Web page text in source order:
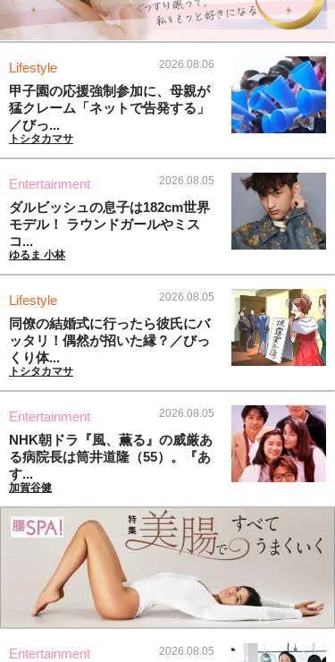
Lifestyle 2026.08.06
甲子園の応援強制参加に、母親が
猛クレーム「ネットで告発する」
／びっ...
トシタカマサ
Entertainment 2026.08.05
ダルビッシュの息子は182cm世界
モデル！ ラウンドガールやミス
コ...
ゆるま 小林
Lifestyle 2026.08.05
同僚の結婚式に行ったら彼氏にバ
ッタリ！偶然が招いた縁？／びっ
くり体...
トシタカマサ
Entertainment 2026.08.05
NHK朝ドラ『風、薫る』の威厳あ
る病院長は筒井道隆（55）。『あ
す...
加賀谷健
Entertainment 2026.08.05